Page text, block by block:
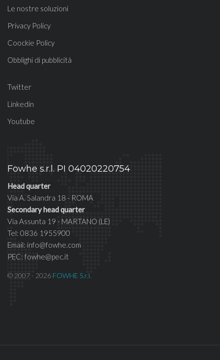
Le nostre soluzioni
Privacy Policy
Coockie Policy
Obblighi di pubblicità
Twitter
Linkedin
Youtube
Fowhe s.r.l. PI 04020220754
Head quarter
Via A. Salandra 18 - ROMA
Secondary head quarter
Via Assunta 19 - MARTANO (LE)
Tel: 0836 1955900
Email: info@fowhe.com
PEC: fowhe@pec.it
© 2007 - 2026 FOWHE S.r.l.